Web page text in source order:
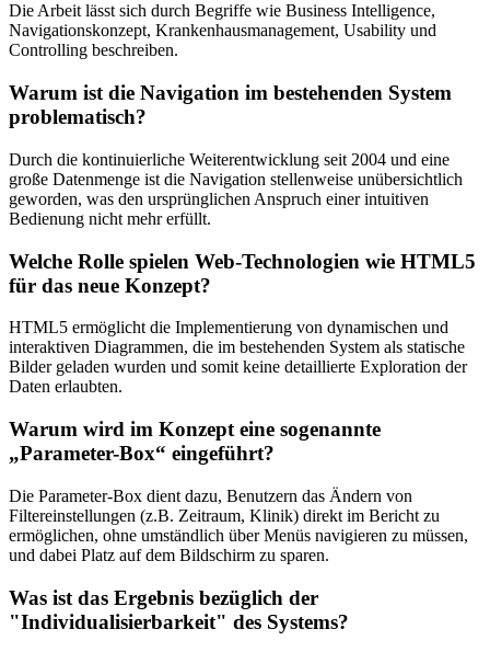
Die Arbeit lässt sich durch Begriffe wie Business Intelligence,
Navigationskonzept, Krankenhausmanagement, Usability und
Controlling beschreiben.
Warum ist die Navigation im bestehenden System
problematisch?
Durch die kontinuierliche Weiterentwicklung seit 2004 und eine
große Datenmenge ist die Navigation stellenweise unübersichtlich
geworden, was den ursprünglichen Anspruch einer intuitiven
Bedienung nicht mehr erfüllt.
Welche Rolle spielen Web-Technologien wie HTML5
für das neue Konzept?
HTML5 ermöglicht die Implementierung von dynamischen und
interaktiven Diagrammen, die im bestehenden System als statische
Bilder geladen wurden und somit keine detaillierte Exploration der
Daten erlaubten.
Warum wird im Konzept eine sogenannte
„Parameter-Box“ eingeführt?
Die Parameter-Box dient dazu, Benutzern das Ändern von
Filtereinstellungen (z.B. Zeitraum, Klinik) direkt im Bericht zu
ermöglichen, ohne umständlich über Menüs navigieren zu müssen,
und dabei Platz auf dem Bildschirm zu sparen.
Was ist das Ergebnis bezüglich der
"Individualisierbarkeit" des Systems?